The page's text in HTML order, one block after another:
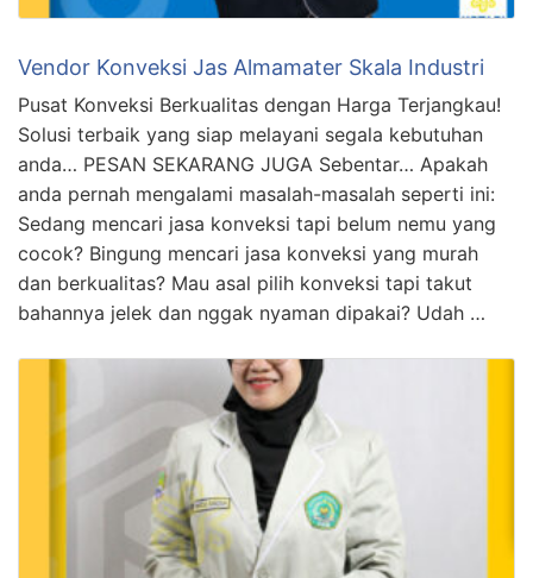
Vendor Konveksi Jas Almamater Skala Industri
Pusat Konveksi Berkualitas dengan Harga Terjangkau!
Solusi terbaik yang siap melayani segala kebutuhan
anda… PESAN SEKARANG JUGA Sebentar… Apakah
anda pernah mengalami masalah-masalah seperti ini:
Sedang mencari jasa konveksi tapi belum nemu yang
cocok? Bingung mencari jasa konveksi yang murah
dan berkualitas? Mau asal pilih konveksi tapi takut
bahannya jelek dan nggak nyaman dipakai? Udah …